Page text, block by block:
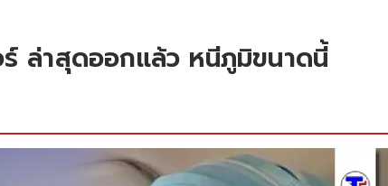
ล่าสุดออกแล้ว หนีภูมิขนาดนี้